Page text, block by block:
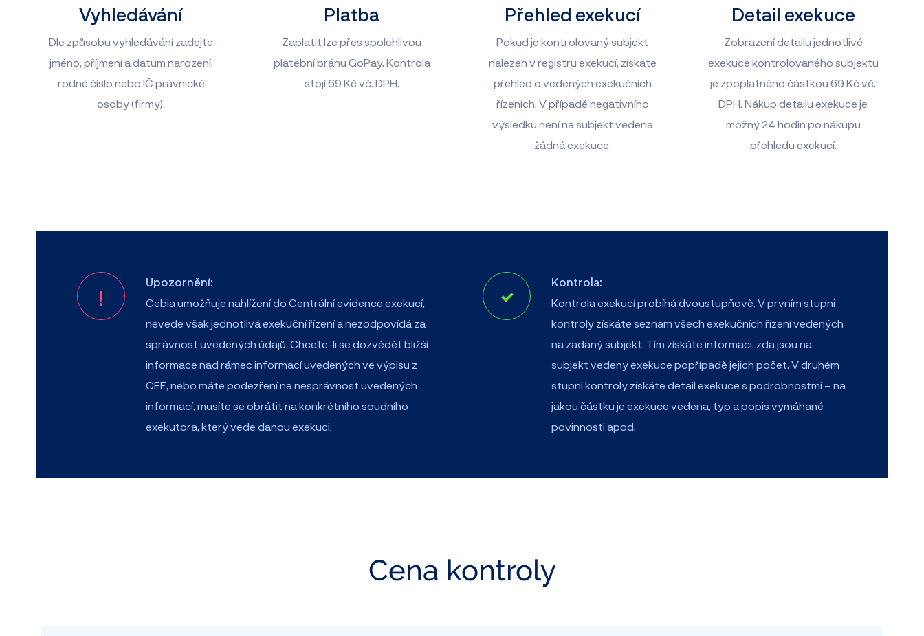
Vyhledávání
Dle způsobu vyhledávání zadejte
jméno, příjmení a datum narození,
rodné číslo nebo IČ právnické
osoby (firmy).
Platba
Zaplatit lze přes spolehlivou
platební bránu GoPay. Kontrola
stojí69 Kč vč. DPH.
Přehled exekucí
Pokud je kontrolovaný subjekt
nalezen v registru exekucí, získáte
přehled o vedených exekučních
řízeních. V případě negativního
výsledku není na subjekt vedena
žádná exekuce.
Detail exekuce
Zobrazení detailu jednotlivé
exekuce kontrolovaného subjektu
je zpoplatněno částkou 69 Kč vč.
DPH. Nákup detailu exekuce je
možný 24 hodin po nákupu
přehledu exekucí.
Upozornění:
Cebia umožňuje nahlížení do Centrální evidence exekucí,
nevede však jednotlivá exekuční řízení a nezodpovídá za
správnost uvedených údajů. Chcete-li se dozvědět bližší
informace nad rámec informací uvedených ve výpisu z
CEE, nebo máte podezření na nesprávnost uvedených
informací, musíte se obrátit na konkrétního soudního
exekutora, který vede danou exekuci.
Kontrola:
Kontrola exekucí probíhá dvoustupňově. V prvním stupni
kontroly získáte seznam všech exekučních řízení vedených
na zadaný subjekt. Tím získáte informaci, zda jsou na
subjekt vedeny exekuce popřípadě jejich počet. V druhém
stupni kontroly získáte detail exekuce s podrobnostmi – na
jakou částku je exekuce vedena, typ a popis vymáhané
povinnosti apod.
Cena kontroly